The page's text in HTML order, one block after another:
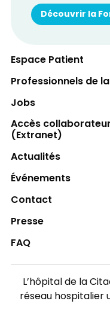
Découvrir la
Espace Patient
Professionnels de
Jobs
Accès
(Extranet)
Actualités
Événements
Contact
Presse
FAQ
L’hôpital de la
réseau hospitalier